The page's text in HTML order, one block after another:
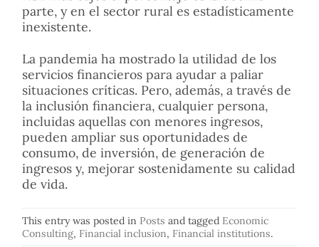
parte, y en el sector rural es estadísticamente
inexistente.
La pandemia ha mostrado la utilidad de los
servicios financieros para ayudar a paliar
situaciones críticas. Pero, además, a través de
la inclusión financiera, cualquier persona,
incluidas aquellas con menores ingresos,
pueden ampliar sus oportunidades de
consumo, de inversión, de generación de
ingresos y, mejorar sostenidamente su calidad
de vida.
This entry was posted in Posts and tagged Economic
Consulting, Financial inclusion, Financial institutions.